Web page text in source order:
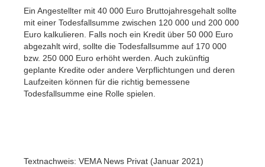
Ein Angestellter mit 40 000 Euro Bruttojahresgehalt sollte
mit einer Todesfallsumme zwischen 120 000 und 200 000
Euro kalkulieren. Falls noch ein Kredit über 50 000 Euro
abgezahlt wird, sollte die Todesfallsumme auf 170 000
bzw. 250 000 Euro erhöht werden. Auch zukünftig
geplante Kredite oder andere Verpflichtungen und deren
Laufzeiten können für die richtig bemessene
Todesfallsumme eine Rolle spielen.
Textnachweis: VEMA News Privat (Januar 2021)